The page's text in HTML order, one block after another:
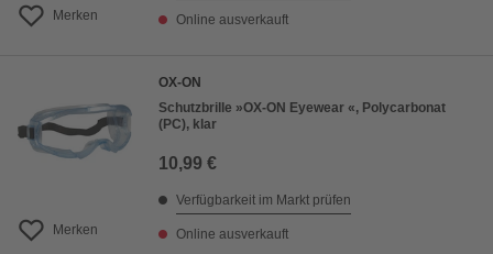
Merken Online ausverkauft
Merken
OX-ON
Schutzbrille »OX-ON Eyewear «, Polycarbonat
(PC), klar
10,99 €
Verfügbarkeit im Markt prüfen
Online ausverkauft